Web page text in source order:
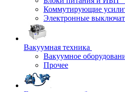
Коммутирующие
Электронные
Вакуумная техника
Вакуумное
Прочее